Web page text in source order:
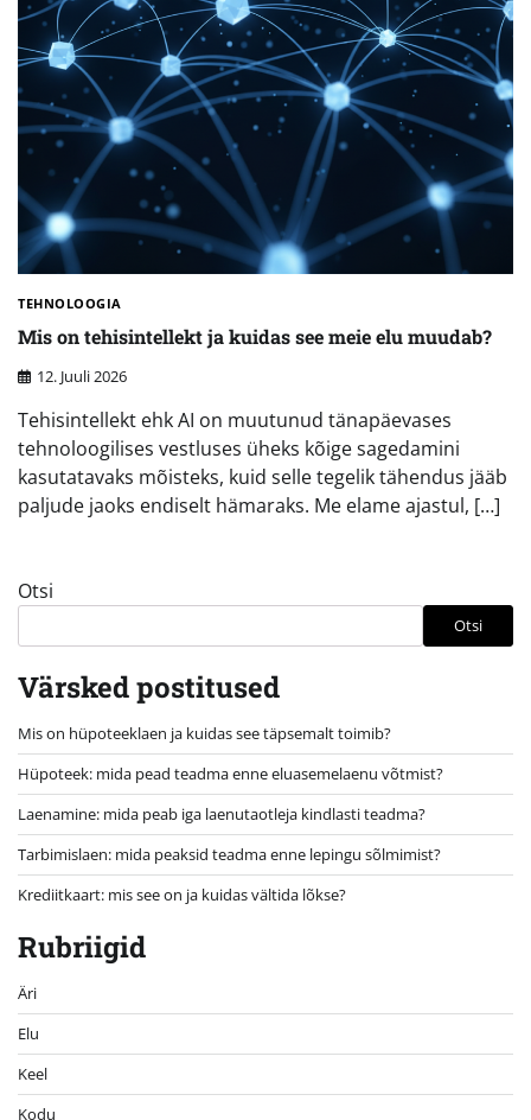
TEHNOLOOGIA
Mis on tehisintellekt ja kuidas see meie elu muudab?
12. Juuli 2026
Tehisintellekt ehk AI on muutunud tänapäevases
tehnoloogilises vestluses üheks kõige sagedamini
kasutatavaks mõisteks, kuid selle tegelik tähendus jääb
paljude jaoks endiselt hämaraks. Me elame ajastul, […]
Otsi
Otsi
Värsked postitused
Mis on hüpoteeklaen ja kuidas see täpsemalt toimib?
Hüpoteek: mida pead teadma enne eluasemelaenu võtmist?
Laenamine: mida peab iga laenutaotleja kindlasti teadma?
Tarbimislaen: mida peaksid teadma enne lepingu sõlmimist?
Krediitkaart: mis see on ja kuidas vältida lõkse?
Rubriigid
Äri
Elu
Keel
Kodu